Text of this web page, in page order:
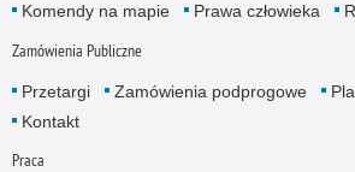
Komendy na mapie
Prawa człowieka
Zamówienia Publiczne
Przetargi Zamówienia podprogowe
Kontakt
Praca